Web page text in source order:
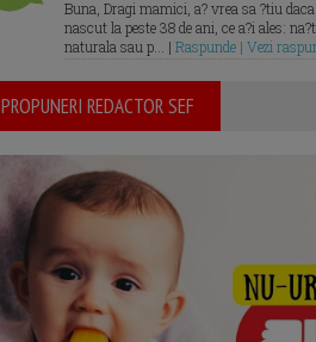
Buna, Dragi mamici, a? vrea sa ?tiu daca
nascut la peste 38 de ani, ce a?i ales:
naturala sau p... | Raspunde | Vezi
PROPUNERI REDACTOR SEF